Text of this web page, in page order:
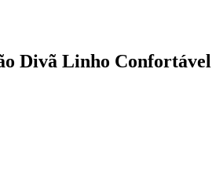
Divã Linho Confortável